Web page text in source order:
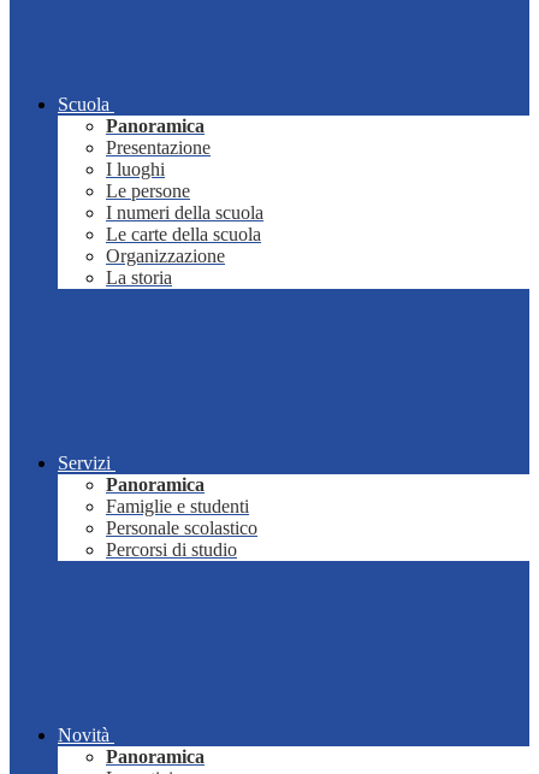
Scuola
Panoramica
Presentazione
I luoghi
Le persone
I numeri della scuola
Le carte della scuola
Organizzazione
La storia
Servizi
Panoramica
Famiglie e studenti
Personale scolastico
Percorsi di studio
Novità
Panoramica